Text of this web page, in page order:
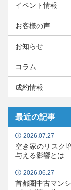
イベント情報
お客様の声
お知らせ
コラム
成約情報
最近の記事
2026.07.27
空き家のリスク
与える影響とは
2026.06.27
首都圏中古マン